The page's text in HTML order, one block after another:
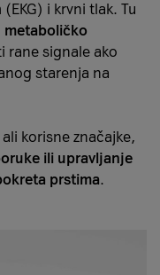
i krvni tlak. Tu
metaboličko
rane signale ako
starenja na
korisne značajke,
ili upravljanje
prstima.